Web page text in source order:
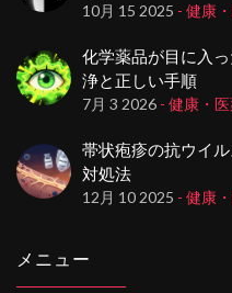
10月 15 2025 - 健康
化学薬品が目に入
浄と正しい手順
7月 3 2026 - 健康・
帯状疱疹の抗ウイ
対処法
12月 10 2025 - 健康
メニュー